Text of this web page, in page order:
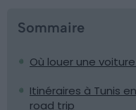
Sommaire
Où louer une
Itinéraires à Tunis
road trip